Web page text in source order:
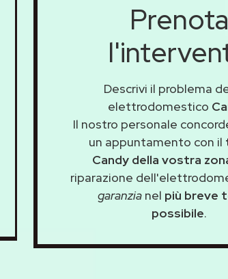
Prenota
Descrivi il problema
elettrodomestico
Il nostro personale
un appuntamento con il
Candy della vostra
riparazione
garanzianel più breve
possibile.